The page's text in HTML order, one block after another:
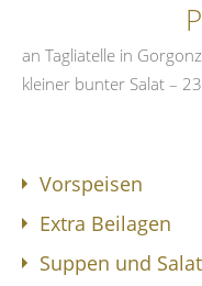
an Tagliatelle in
kleiner bunter Salat –
Vorspeisen
Extra Beilagen
Suppen und